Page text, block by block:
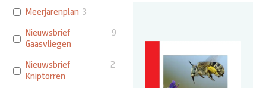
Meerjarenplan 3
Nieuwsbrief
Gaasvliegen
9
Nieuwsbrief
Kniptorren
2